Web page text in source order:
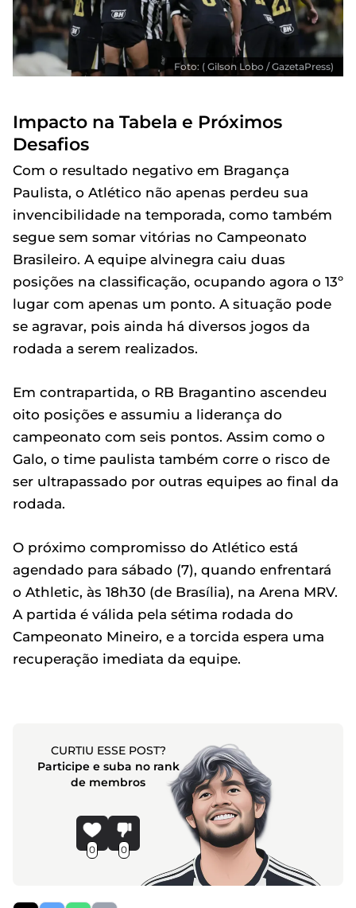
Foto: ( Gilson Lobo / GazetaPress)
Impacto na Tabela e Próximos
Desafios
Com o resultado negativo em Bragança
Paulista, o Atlético não apenas perdeu sua
invencibilidade na temporada, como também
segue sem somar vitórias no Campeonato
Brasileiro. A equipe alvinegra caiu duas
posições na classificação, ocupando agora o 13º
lugar com apenas um ponto. A situação pode
se agravar, pois ainda há diversos jogos da
rodada a serem realizados.
Em contrapartida, o RB Bragantino ascendeu
oito posições e assumiu a liderança do
campeonato com seis pontos. Assim como o
Galo, o time paulista também corre o risco de
ser ultrapassado por outras equipes ao final da
rodada.
O próximo compromisso do Atlético está
agendado para sábado (7), quando enfrentará
o Athletic, às 18h30 (de Brasília), na Arena MRV.
A partida é válida pela sétima rodada do
Campeonato Mineiro, e a torcida espera uma
recuperação imediata da equipe.
CURTIU ESSE POST?
Participe e suba no rank
de membros
0 0